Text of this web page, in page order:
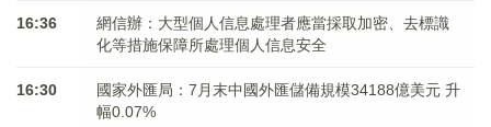
16:36
網信辦：大型個人信息處理者應當採取加密、去標識
化等措施保障所處理個人信息安全
16:30
國家外匯局：7月末中國外匯儲備規模34188億美元 升
幅0.07%